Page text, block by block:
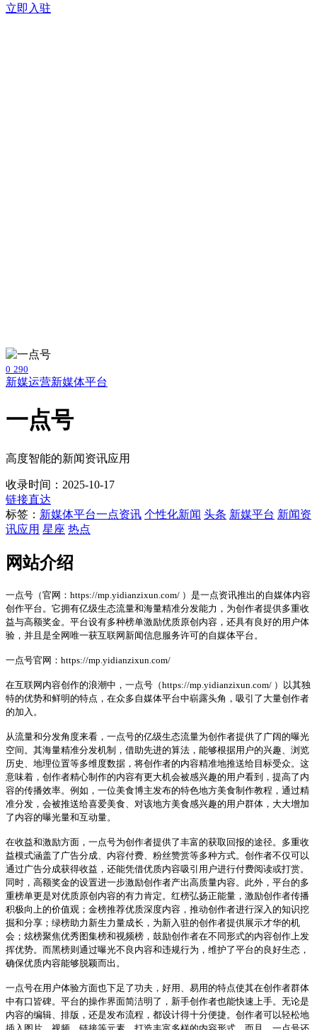
立即入驻
0 290
新媒运营新媒体平台
一点号
高度智能的新闻资讯应用
收录时间：2025-10-17
链接直达
标签： 新媒体平台一点资讯 个性化新闻 头条 新媒平台 新闻资
讯应用 星座 热点
网站介绍
一点号（官网：https://mp.yidianzixun.com/ ）是一点资讯推出的自媒体内容
创作平台。它拥有亿级生态流量和海量精准分发能力，为创作者提供多重收
益与高额奖金。平台设有多种榜单激励优质原创内容，还具有良好的用户体
验，并且是全网唯一获互联网新闻信息服务许可的自媒体平台。
一点号官网：https://mp.yidianzixun.com/
在互联网内容创作的浪潮中，一点号（https://mp.yidianzixun.com/ ）以其独
特的优势和鲜明的特点，在众多自媒体平台中崭露头角，吸引了大量创作者
的加入。
从流量和分发角度来看，一点号的亿级生态流量为创作者提供了广阔的曝光
空间。其海量精准分发机制，借助先进的算法，能够根据用户的兴趣、浏览
历史、地理位置等多维度数据，将创作者的内容精准地推送给目标受众。这
意味着，创作者精心制作的内容有更大机会被感兴趣的用户看到，提高了内
容的传播效率。例如，一位美食博主发布的特色地方美食制作教程，通过精
准分发，会被推送给喜爱美食、对该地方美食感兴趣的用户群体，大大增加
了内容的曝光量和互动量。
在收益和激励方面，一点号为创作者提供了丰富的获取回报的途径。多重收
益模式涵盖了广告分成、内容付费、粉丝赞赏等多种方式。创作者不仅可以
通过广告分成获得收益，还能凭借优质内容吸引用户进行付费阅读或打赏。
同时，高额奖金的设置进一步激励创作者产出高质量内容。此外，平台的多
重榜单更是对优质原创内容的有力肯定。红榜弘扬正能量，激励创作者传播
积极向上的价值观；金榜推荐优质深度内容，推动创作者进行深入的知识挖
掘和分享；绿榜助力新生力量成长，为新入驻的创作者提供展示才华的机
会；炫榜聚焦优秀图集榜和视频榜，鼓励创作者在不同形式的内容创作上发
挥优势。而黑榜则通过曝光不良内容和违规行为，维护了平台的良好生态，
确保优质内容能够脱颖而出。
一点号在用户体验方面也下足了功夫，好用、易用的特点使其在创作者群体
中有口皆碑。平台的操作界面简洁明了，新手创作者也能快速上手。无论是
内容的编辑、排版，还是发布流程，都设计得十分便捷。创作者可以轻松地